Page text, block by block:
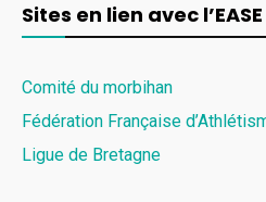
Sites en lien avec l’EASE
Comité du morbihan
Fédération Française
Ligue de Bretagne